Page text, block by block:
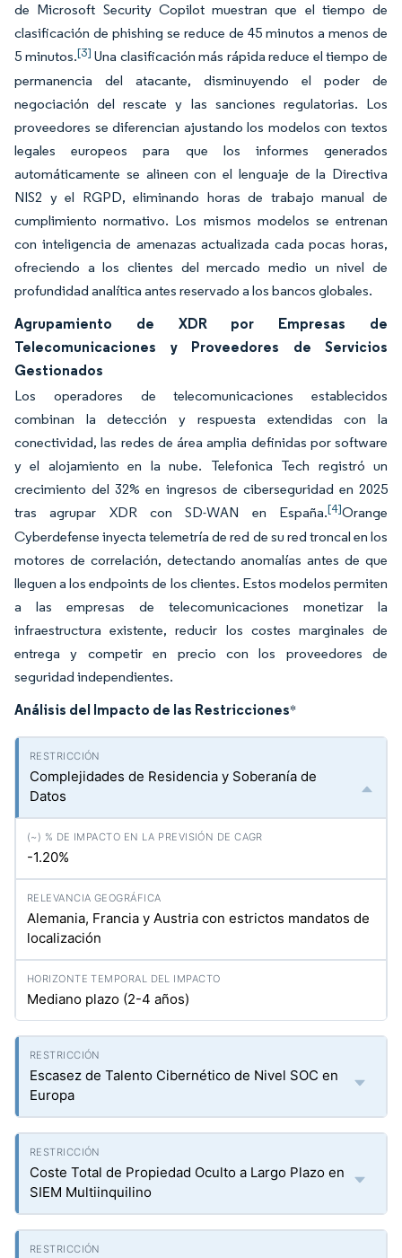
de Microsoft Security Copilot muestran que el tiempo de
clasificación de phishing se reduce de 45 minutos a menos de
5 minutos.[3] Una clasificación más rápida reduce el tiempo de
permanencia del atacante, disminuyendo el poder de
negociación del rescate y las sanciones regulatorias. Los
proveedores se diferencian ajustando los modelos con textos
legales europeos para que los informes generados
automáticamente se alineen con el lenguaje de la Directiva
NIS2 y el RGPD, eliminando horas de trabajo manual de
cumplimiento normativo. Los mismos modelos se entrenan
con inteligencia de amenazas actualizada cada pocas horas,
ofreciendo a los clientes del mercado medio un nivel de
profundidad analítica antes reservado a los bancos globales.
Agrupamiento de XDR por Empresas de
Telecomunicaciones y Proveedores de Servicios
Gestionados
Los operadores de telecomunicaciones establecidos
combinan la detección y respuesta extendidas con la
conectividad, las redes de área amplia definidas por software
y el alojamiento en la nube. Telefonica Tech registró un
crecimiento del 32% en ingresos de ciberseguridad en 2025
tras agrupar XDR con SD-WAN en España.[4]Orange
Cyberdefense inyecta telemetría de red de su red troncal en los
motores de correlación, detectando anomalías antes de que
lleguen a los endpoints de los clientes. Estos modelos permiten
a las empresas de telecomunicaciones monetizar la
infraestructura existente, reducir los costes marginales de
entrega y competir en precio con los proveedores de
seguridad independientes.
Análisis del Impacto de las Restricciones*
Complejidades de Residencia y Soberanía de
Datos
-1.20%
Alemania, Francia y Austria con estrictos mandatos de
localización
Mediano plazo (2-4 años)
Escasez de Talento Cibernético de Nivel SOC en
Europa
Coste Total de Propiedad Oculto a Largo Plazo en
SIEM Multiinquilino